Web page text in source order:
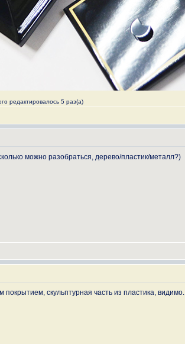
редактировалось 5 раз(а)
можно разобраться, дерево/пластик/металл?)
скульптурная часть из пластика, видимо.